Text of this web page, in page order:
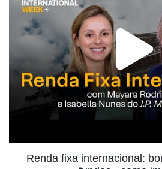
Renda fixa internacional: